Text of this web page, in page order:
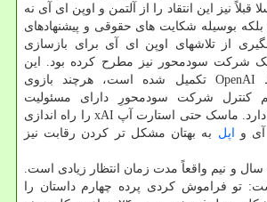
قبلاً نیز این انتقاد را از آلتمن و اوپن ای آی نه
بوسیله شکایت های حقوقی و پیشنهادهای
از تلاشهای اوپن ای آی برای بازسازی
یک شرکت سودمحور نیز مطرح کرده بود. این
پروسه اخیراً توسط OpenAI تکمیل شده است، هرچند بازوی
کنترل شرکت سودمحورِ دارای مسئولیت
اجتماعی را در اختیار دارد. ماسک حتی استارت آپ xAI را راه اندازی
آی و
اپل به بهتان مشکل تر کردن رقابت نیز
سال و نیم واقعاً مدت زمان انتظار زیادی است.
تو فراموش کردی پرده چهارم داستان را